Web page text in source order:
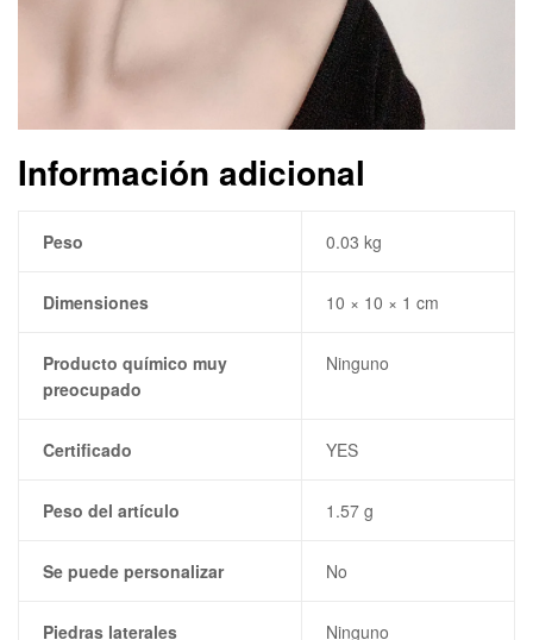
Información adicional
Peso 0.03 kg
Dimensiones 10 × 10 × 1 cm
Producto químico muy
preocupado
Ninguno
Certificado YES
Peso del artículo 1.57 g
Se puede personalizar No
Piedras laterales Ninguno